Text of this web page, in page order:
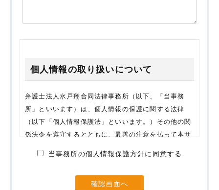
個人情報の取り扱いについて
弁護士法人水戸翔合同法律事務所（以下、「当事務
所」といいます）は、個人情報の保護に関する法律
（以下「個人情報保護法」といいます。）その他の関
係法令を遵守するとともに、最善の注意を払って本サ
の個人情報を保護することが社会的責務であると考
用いただけるよう、以下のとおりポリシーを定め、そ
当事務所の個人情報保護方針に同意する
確認画面へ